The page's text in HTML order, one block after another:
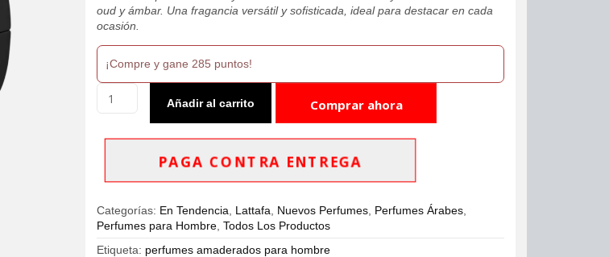
oud y ámbar. Una fragancia versátil y sofisticada, ideal para destacar en cada
ocasión.
¡Compre y gane 285 puntos!
Musamam
Intense
Parfum
Hombre
cantidad
Añadir al carrito Comprar ahora
PAGA CONTRA ENTREGA
Categorías: En Tendencia Lattafa Nuevos Perfumes Perfumes Árabes
Perfumes para Hombre ,Todos Los Productos
Etiqueta: perfumes amaderados para hombre